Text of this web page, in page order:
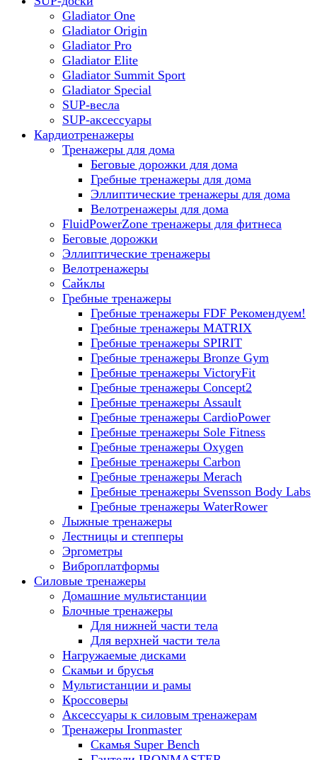
Gladiator One
Gladiator Origin
Gladiator Pro
Gladiator Elite
Gladiator Summit Sport
Gladiator Special
SUP-весла
SUP-аксессуары
Кардиотренажеры
Тренажеры для дома
Беговые дорожки для дома
Гребные тренажеры для дома
Эллиптические тренажеры для дома
Велотренажеры для дома
FluidPowerZone тренажеры для фитнеса
Беговые дорожки
Эллиптические тренажеры
Велотренажеры
Сайклы
Гребные тренажеры
Гребные тренажеры FDF Рекомендуем!
Гребные тренажеры MATRIX
Гребные тренажеры SPIRIT
Гребные тренажеры Bronze Gym
Гребные тренажеры VictoryFit
Гребные тренажеры Concept2
Гребные тренажеры Assault
Гребные тренажеры CardioPower
Гребные тренажеры Sole Fitness
Гребные тренажеры Oxygen
Гребные тренажеры Carbon
Гребные тренажеры Merach
Гребные тренажеры Svensson Body Labs
Гребные тренажеры WaterRower
Лыжные тренажеры
Лестницы и степперы
Эргометры
Виброплатформы
Силовые тренажеры
Домашние мультистанции
Блочные тренажеры
Для нижней части тела
Для верхней части тела
Нагружаемые дисками
Скамьи и брусья
Мультистанции и рамы
Кроссоверы
Аксессуары к силовым тренажерам
Тренажеры Ironmaster
Скамья Super Bench